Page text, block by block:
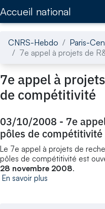
Accueil national
CNRS-Hebdo Paris-
7e appel à projets de
7e appel à
de compétitivité
03/10/2008 - 7e
pôles de compétitivité
Le 7e appel à projets de
pôles de compétitivité est
28 novembre 2008.
En savoir plus